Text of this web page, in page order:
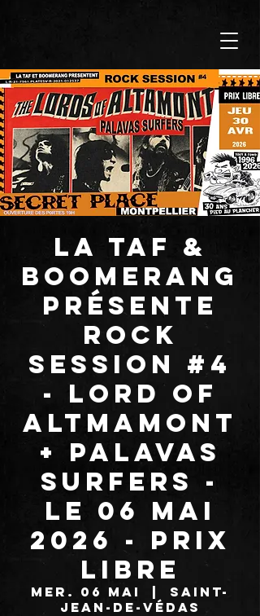
LA TAF &
BOOMERANG
présente
ROCK
SESSION #4
- LORD OF
ALTMAMONT
+ PALAVAS
SURFERS -
Le 06 Mai
2026 - Prix
libre
mer. 06 mai
Saint-
Jean-de-Védas